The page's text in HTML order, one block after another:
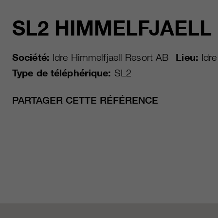
SL2 HIMMELFJAELL
Société: Idre Himmelfjaell Resort AB Lieu: Idre
Type de téléphérique: SL2
PARTAGER CETTE RÉFÉRENCE